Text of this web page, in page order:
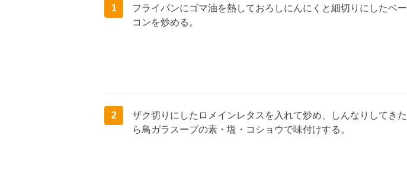
1
フライパンにゴマ油を熱しておろしにんにくと細切りにしたベー
コンを炒める。
2
ザク切りにしたロメインレタスを入れて炒め、しんなりしてきた
ら鳥ガラスープの素・塩・コショウで味付けする。